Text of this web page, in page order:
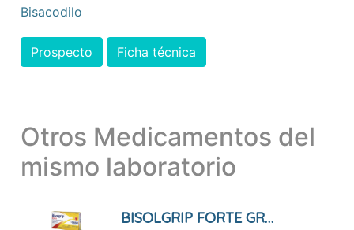
Bisacodilo
Prospecto Ficha técnica
Otros Medicamentos del
mismo laboratorio
BISOLGRIP FORTE GRANULADO PARA SOLUCIÓN ORAL